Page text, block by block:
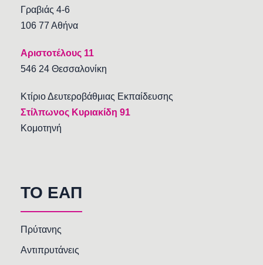
Γραβιάς 4-6
106 77 Αθήνα
Αριστοτέλους 11
546 24 Θεσσαλονίκη
Κτίριο Δευτεροβάθμιας Εκπαίδευσης
Στίλπωνος Κυριακίδη 91
Κομοτηνή
TO EAΠ
Πρύτανης
Αντιπρυτάνεις